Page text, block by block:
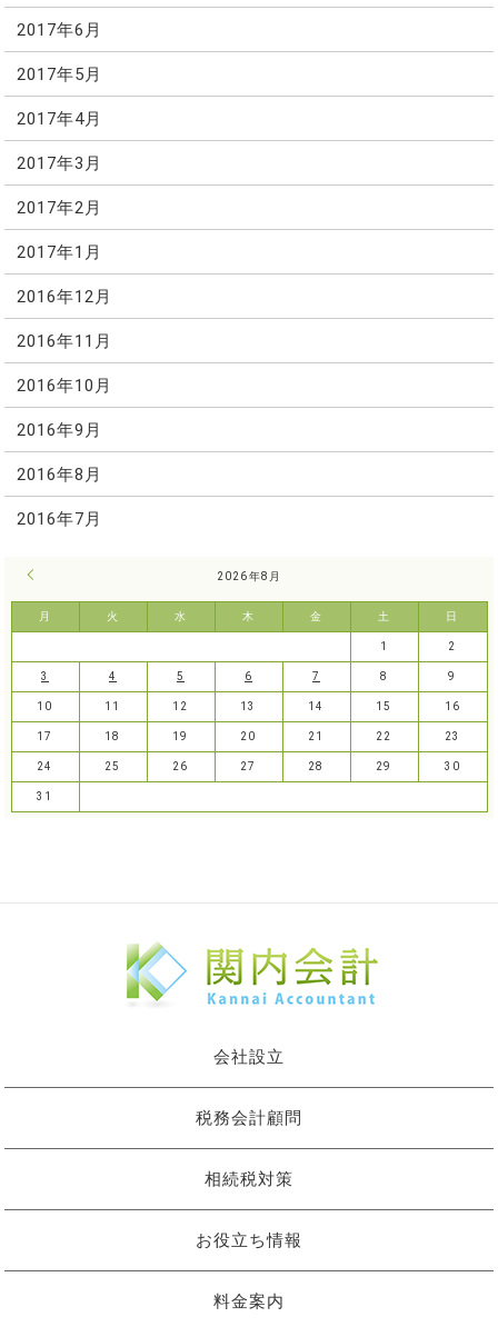
2017年6月
2017年5月
2017年4月
2017年3月
2017年2月
2017年1月
2016年12月
2016年11月
2016年10月
2016年9月
2016年8月
2016年7月
2026年8月
月 火 水 木 金 土 日
1 2
3 4 5 6 7 8 9
10 11 12 13 14 15 16
17 18 19 20 21 22 23
24 25 26 27 28 29 30
31
会社設立
税務会計顧問
相続税対策
お役立ち情報
料金案内